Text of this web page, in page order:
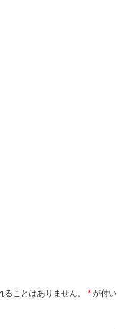
ことはありません。 * が付い